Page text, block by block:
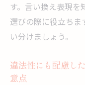
す。言い換え表現を
選びの際に役立ち
い分けましょう。
違法性にも配慮し
意点